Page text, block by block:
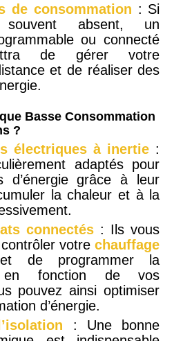
de consommation : Si
absent, un
ou connecté
de gérer votre
et de réaliser des
Basse Consommation
?
électriques à inertie :
adaptés pour
d’énergie grâce à leur
la chaleur et à la
connectés: Ils vous
votrechauffage
de programmer la
en fonction de vos
pouvez ainsi optimiser
d’énergie.
: Une bonne